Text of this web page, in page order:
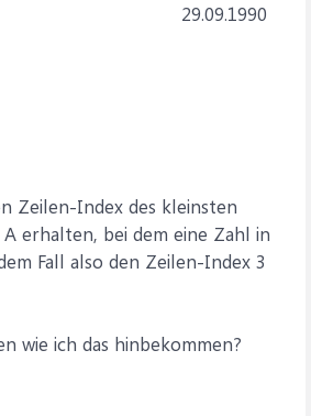
29.09.1990
Zeilen-Index des kleinsten
A erhalten, bei dem eine Zahl in
Fall also den Zeilen-Index 3
wie ich das hinbekommen?